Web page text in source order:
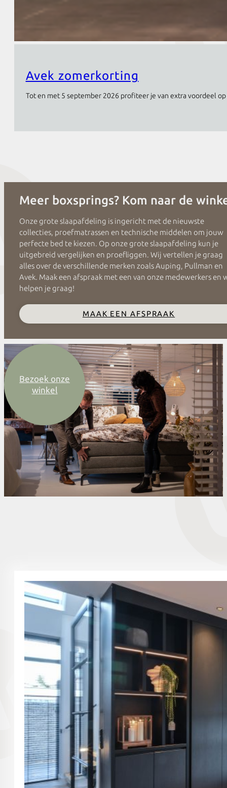
Avek zomerkorting
Tot en met 5 september 2026 profiteer je van extra voordeel
Meer boxsprings? Kom naar de
Onze grote slaapafdeling is ingericht met de nieuwste
collecties, proefmatrassen en technische middelen om jouw
perfecte bed te kiezen. Op onze grote slaapafdeling kun je
uitgebreid vergelijken en proefliggen. Wij vertellen je graag
alles over de verschillende merken zoals Auping, Pullman en
Avek. Maak een afspraak met een van onze medewerkers en
helpen je graag!
MAAK EEN AFSPRAAK
Bezoek onze
winkel